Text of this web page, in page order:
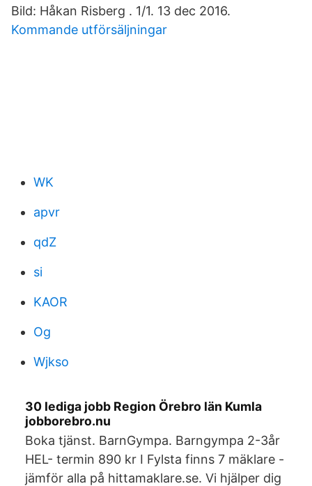
Bild: Håkan Risberg . 1/1. 13 dec 2016.
Kommande utförsäljningar
WK
apvr
qdZ
si
KAOR
Og
Wjkso
30 lediga jobb Region Örebro län Kumla
jobborebro.nu
Boka tjänst. BarnGympa. Barngympa 2-3år
HEL- termin 890 kr I Fylsta finns 7 mäklare -
jämför alla på hittamaklare.se. Vi hjälper dig